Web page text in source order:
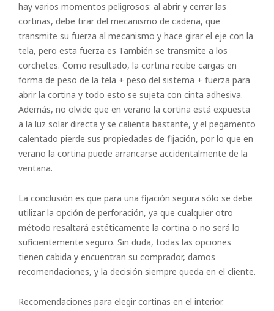
hay varios momentos peligrosos: al abrir y cerrar las
cortinas, debe tirar del mecanismo de cadena, que
transmite su fuerza al mecanismo y hace girar el eje con la
tela, pero esta fuerza es También se transmite a los
corchetes. Como resultado, la cortina recibe cargas en
forma de peso de la tela + peso del sistema + fuerza para
abrir la cortina y todo esto se sujeta con cinta adhesiva.
Además, no olvide que en verano la cortina está expuesta
a la luz solar directa y se calienta bastante, y el pegamento
calentado pierde sus propiedades de fijación, por lo que en
verano la cortina puede arrancarse accidentalmente de la
ventana.
La conclusión es que para una fijación segura sólo se debe
utilizar la opción de perforación, ya que cualquier otro
método resaltará estéticamente la cortina o no será lo
suficientemente seguro. Sin duda, todas las opciones
tienen cabida y encuentran su comprador, damos
recomendaciones, y la decisión siempre queda en el cliente.
Recomendaciones para elegir cortinas en el interior.